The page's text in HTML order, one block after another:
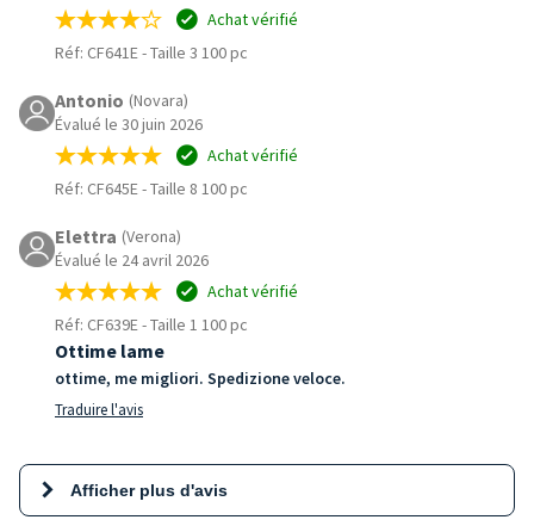
Achat vérifié
Réf: CF641E -Taille 3 100 pc
Antonio (Novara)
Évalué le 30 juin 2026
Achat vérifié
Réf: CF645E -Taille 8 100 pc
Elettra (Verona)
Évalué le 24 avril 2026
Achat vérifié
Réf: CF639E -Taille 1 100 pc
Ottime lame
ottime, me migliori. Spedizione veloce.
Traduire l'avis
Afficher plus d'avis